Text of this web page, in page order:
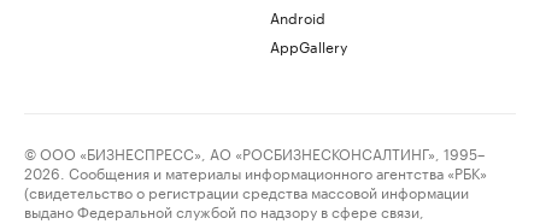
Android
AppGallery
© ООО «БИЗНЕСПРЕСС», АО «РОСБИЗНЕСКОНСАЛТИНГ», 1995–
2026. Сообщения и материалы информационного агентства «РБК»
(свидетельство о регистрации средства массовой информации
выдано Федеральной службой по надзору в сфере связи,